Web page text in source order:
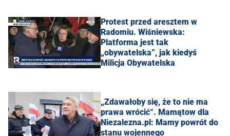
Protest przed aresztem w
Radomiu. Wiśniewska:
Platforma jest tak
„obywatelska”, jak kiedyś
Milicja Obywatelska
„Zdawałoby się, że to nie ma
prawa wrócić“. Mamątow dla
Niezalezna.pl: Mamy powrót do
stanu wojennego